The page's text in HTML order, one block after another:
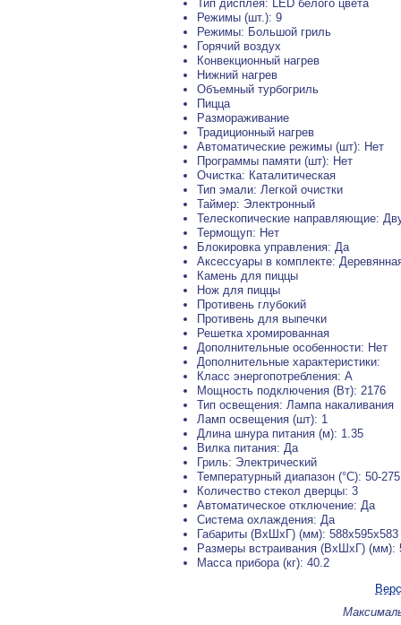
Тип дисплея: LED белого цвета
Режимы (шт.): 9
Режимы: Большой гриль
Горячий воздух
Конвекционный нагрев
Нижний нагрев
Объемный турбогриль
Пицца
Размораживание
Традиционный нагрев
Автоматические режимы (шт): Нет
Программы памяти (шт): Нет
Очистка: Каталитическая
Тип эмали: Легкой очистки
Таймер: Электронный
Телескопические направляющие:
Термощуп: Нет
Блокировка управления: Да
Аксессуары в комплекте:
Камень для пиццы
Нож для пиццы
Противень глубокий
Противень для выпечки
Решетка хромированная
Дополнительные особенности: Нет
Дополнительные характеристики:
Класс энергопотребления: A
Мощность подключения (Вт): 2176
Тип освещения: Лампа накаливания
Ламп освещения (шт): 1
Длина шнура питания (м): 1.35
Вилка питания: Да
Гриль: Электрический
Температурный диапазон (°C): 50-275
Количество стекол дверцы: 3
Автоматическое отключение: Да
Система охлаждения: Да
Габариты (ВхШхГ) (мм): 588x595x583
Размеры встраивания (ВхШхГ) (мм):
Масса прибора (кг): 40.2